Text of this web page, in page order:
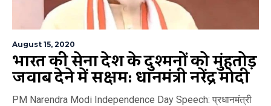
August 15, 2020
भारत की सेना देश के दुश्मनों को मुंहतोड़
जवाब देने में सक्षम: प्रधानमंत्री नरेंद्र मोदी
PM Narendra Modi Independence Day Speech: प्रधानमंत्री